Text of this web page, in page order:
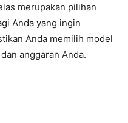
merupakan pilihan
Anda yang ingin
Anda memilih model
anggaran Anda.